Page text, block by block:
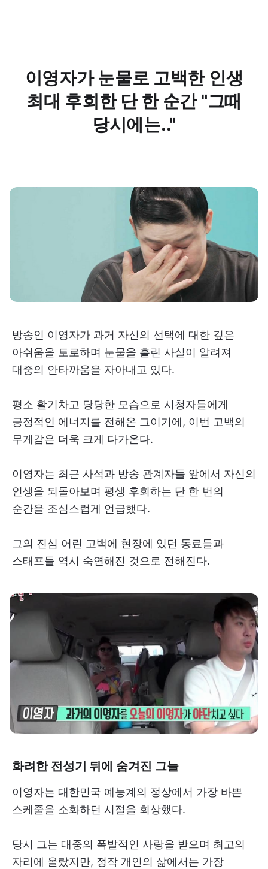
이영자가 눈물로 고백한 인생
최대 후회한 단 한 순간 "그때
당시에는.."
방송인 이영자가 과거 자신의 선택에 대한 깊은
아쉬움을 토로하며 눈물을 흘린 사실이 알려져
대중의 안타까움을 자아내고 있다.
평소 활기차고 당당한 모습으로 시청자들에게
긍정적인 에너지를 전해온 그이기에, 이번 고백의
무게감은 더욱 크게 다가온다.
이영자는 최근 사석과 방송 관계자들 앞에서 자신의
인생을 되돌아보며 평생 후회하는 단 한 번의
순간을 조심스럽게 언급했다.
그의 진심 어린 고백에 현장에 있던 동료들과
스태프들 역시 숙연해진 것으로 전해진다.
화려한 전성기 뒤에 숨겨진 그늘
이영자는 대한민국 예능계의 정상에서 가장 바쁜
스케줄을 소화하던 시절을 회상했다.
당시 그는 대중의 폭발적인 사랑을 받으며 최고의
자리에 올랐지만, 정작 개인의 삶에서는 가장